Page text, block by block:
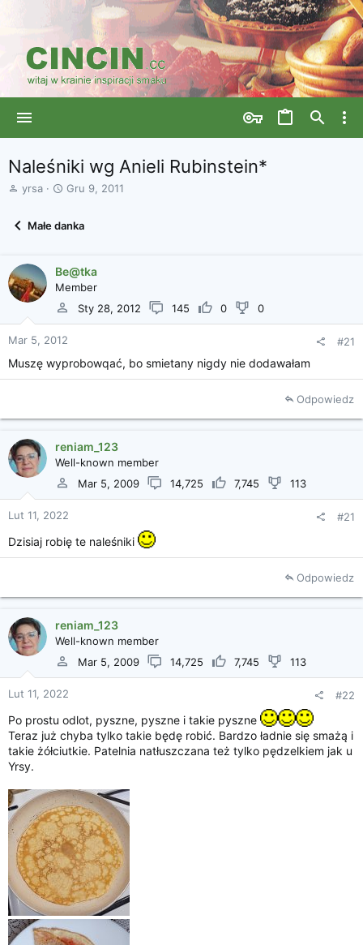
Naleśniki wg Anieli Rubinstein*
A
ą
t
k
yrsa
D
a
z
p
ę
c
i
Gru 9, 2011
Małe danka
Be@tka
Member
Sty 28, 2012
145 0 0
Mar 5, 2012 #21
Muszę wyprobowqać, bo smietany nigdy nie dodawałam
Odpowiedz
reniam_123
Well-known member
Mar 5, 2009
14,725 7,745 113
Lut 11, 2022 #21
Dzisiaj robię te naleśniki
Odpowiedz
reniam_123
Well-known member
Mar 5, 2009
14,725 7,745 113
Lut 11, 2022 #22
Po prostu odlot, pyszne, pyszne i takie pyszne
Teraz już chyba tylko takie będę robić. Bardzo ładnie się smażą i
takie żółciutkie. Patelnia natłuszczana też tylko pędzelkiem jak u
Yrsy.